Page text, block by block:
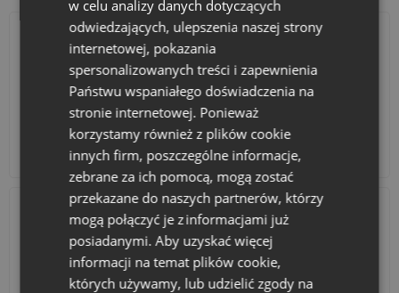
Kalendarze adwentowe Torby bawełniane
w celu analizy danych dotyczących
odwiedzających, ulepszenia naszej strony
internetowej, pokazania
spersonalizowanych treści i zapewnienia
Państwu wspaniałego doświadczenia na
stronie internetowej. Ponieważ
korzystamy również z plików cookie
innych firm, poszczególne informacje,
zebrane za ich pomocą, mogą zostać
przekazane do naszych partnerów, którzy
mogą połączyć je z informacjami już
posiadanymi. Aby uzyskać więcej
informacji na temat plików cookie,
których używamy, lub udzielić zgody na